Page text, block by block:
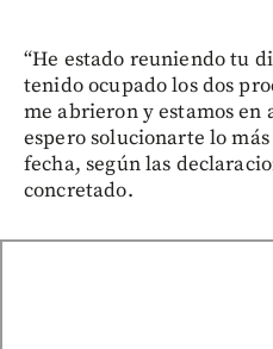
“He estado reuniendo tu
tenido ocupado los dos
me abrieron y estamos en
espero solucionarte lo
fecha, según las
concretado.